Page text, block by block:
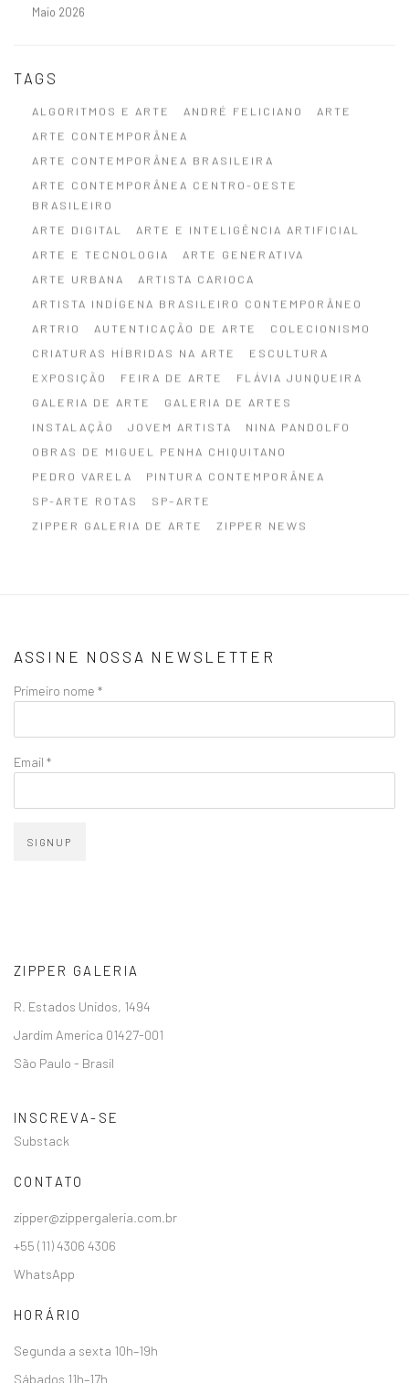
Maio 2026
TAGS
ALGORITMOS E ARTE ANDRÉ FELICIANO
ARTE
ARTE CONTEMPORÂNEA
ARTE CONTEMPORÂNEA BRASILEIRA
ARTE CONTEMPORÂNEA CENTRO-OESTE
BRASILEIRO
ARTE DIGITAL
ARTE E INTELIGÊNCIA ARTIFICIAL
ARTE E TECNOLOGIA
ARTE GENERATIVA
ARTE URBANA
ARTISTA CARIOCA
ARTISTA INDÍGENA BRASILEIRO CONTEMPORÂNEO
ARTRIO
AUTENTICAÇÃO DE ARTE
COLECIONISMO
CRIATURAS HÍBRIDAS NA ARTE
ESCULTURA
EXPOSIÇÃO
FEIRA DE ARTE
FLÁVIA JUNQUEIRA
GALERIA DE ARTE
GALERIA DE ARTES
INSTALAÇÃO
JOVEM ARTISTA
NINA PANDOLFO
OBRAS DE MIGUEL PENHA CHIQUITANO
PEDRO VARELA
PINTURA CONTEMPORÂNEA
SP-ARTE ROTAS
SP–ARTE
ZIPPER GALERIA DE ARTE
ZIPPER NEWS
ASSINE NOSSA NEWSLETTER
Primeiro nome *
Email *
SIGNUP
ZIPPER GALERIA
R. Estados Unidos, 1494
Jardim America 01427-001
São Paulo - Brasil
INSCREVA-SE
Substack
CONTATO
zipper@zippergaleria.com.br
+55 (11) 4306 4306
WhatsApp
HORÁRIO
Segunda a sexta 10h–19h
Sábados 11h–17h